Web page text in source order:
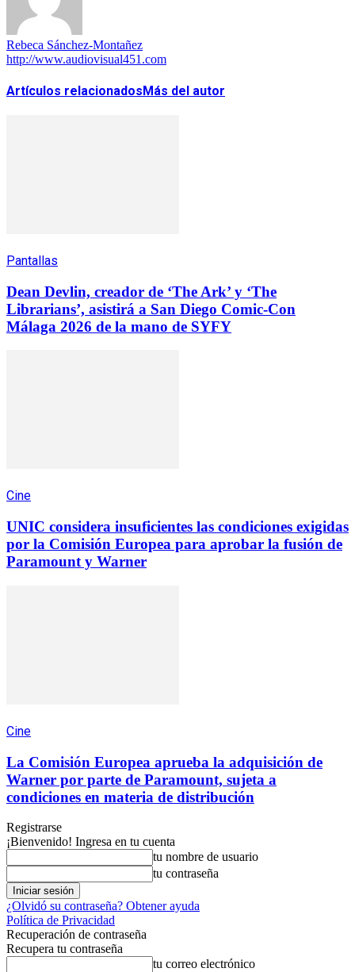
Rebeca Sánchez-Montañez
http://www.audiovisual451.com
Artículos relacionadosMás del autor
Pantallas
Dean Devlin, creador de ‘The Ark’ y ‘The
Librarians’, asistirá a San Diego Comic-Con
Málaga 2026 de la mano de SYFY
Cine
UNIC considera insuficientes las condiciones exigidas
por la Comisión Europea para aprobar la fusión de
Paramount y Warner
Cine
La Comisión Europea aprueba la adquisición de
Warner por parte de Paramount, sujeta a
condiciones en materia de distribución
Registrarse
¡Bienvenido! Ingresa en tu cuenta
tu nombre de usuario
tu contraseña
¿Olvidó su contraseña? Obtener ayuda
Política de Privacidad
Recuperación de contraseña
Recupera tu contraseña
tu correo electrónico